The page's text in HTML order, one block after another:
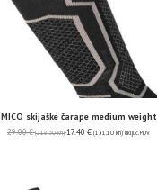
MICO skijaške čarape medium weight
29.00€ (218.50 kn) 17.40 € (131.10 kn) uključ. PDV